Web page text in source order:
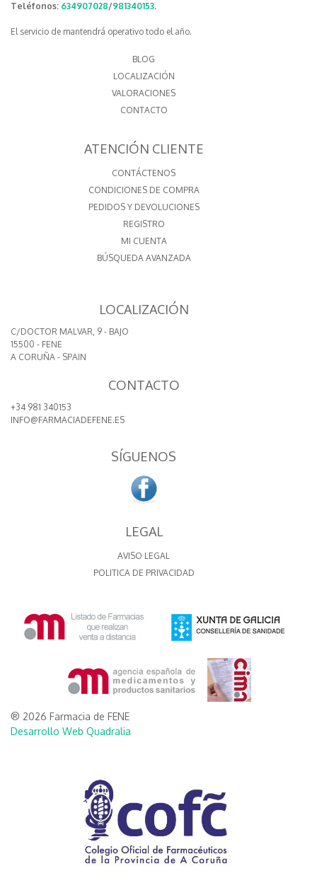
Teléfonos: 634907028/981340153.
El servicio de mantendrá operativo todo el año.
BLOG
LOCALIZACIÓN
VALORACIONES
CONTACTO
ATENCIÓN CLIENTE
CONTÁCTENOS
CONDICIONES DE COMPRA
PEDIDOS Y DEVOLUCIONES
REGISTRO
MI CUENTA
BÚSQUEDA AVANZADA
LOCALIZACIÓN
C/DOCTOR MALVAR, 9 - BAJO
15500 - FENE
A CORUÑA - SPAIN
CONTACTO
+34 981 340153
INFO@FARMACIADEFENE.ES
SÍGUENOS
LEGAL
AVISO LEGAL
POLITICA DE PRIVACIDAD
® 2026 Farmacia de FENE
Desarrollo Web Quadralia